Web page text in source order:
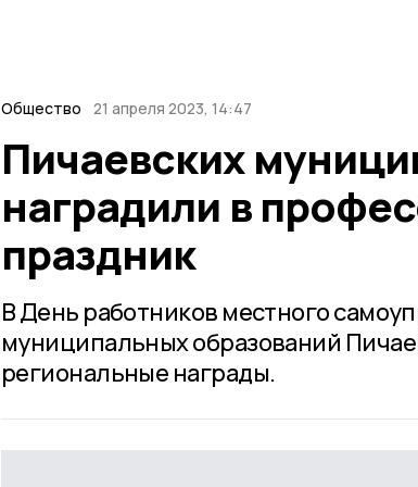
Общество 21 апреля 2023, 14:47
Пичаевских
наградили в
праздник
В День работников местного
муниципальных образований
региональные награды.